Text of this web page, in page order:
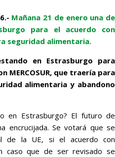
Mañana 21 de enero una de
para el acuerdo con
seguridad alimentaria.
en Estrasburgo para
MERCOSUR, que traería para
alimentaria y abandono
en Estrasburgo? El futuro de
encrucijada. Se votará que se
de la UE, si el acuerdo con
caso que de ser revisado se